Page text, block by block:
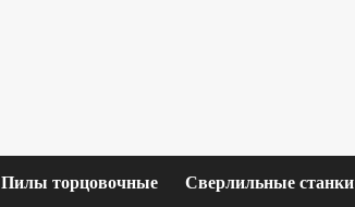
Пилы торцовочные Сверлильные станки